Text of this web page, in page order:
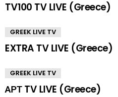
TV100 TV LIVE (Greece)
GREEK LIVE TV
EXTRA TV LIVE (Greece)
GREEK LIVE TV
ΑΡΤ TV LIVE (Greece)